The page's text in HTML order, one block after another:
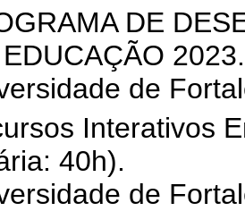
DE
de
Interativos
40h).
de